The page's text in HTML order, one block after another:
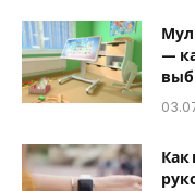
—
Как